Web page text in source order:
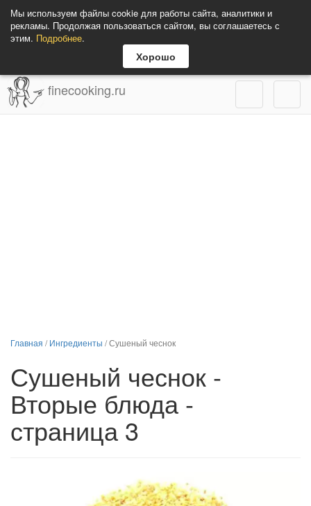
Мы используем файлы cookie для работы сайта, аналитики и
рекламы. Продолжая пользоваться сайтом, вы соглашаетесь с
этим. Подробнее.
Хорошо
finecooking.ru
Главная /Ингредиенты /Сушеный чеснок
Сушеный чеснок -
Вторые блюда -
страница 3